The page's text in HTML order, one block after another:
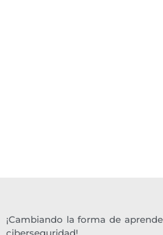
¡Cambiando la forma de